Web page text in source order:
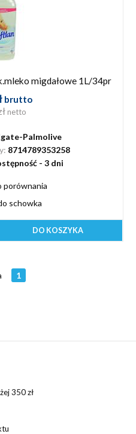
migdałowe 1L/34pr
brutto
netto
Palmolive
8714789353258
- 3 dni
porównania
schowka
DO KOSZYKA
1
350 zł